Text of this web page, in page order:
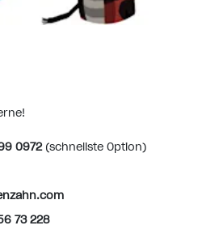
0972(schnellste Option)
73 228